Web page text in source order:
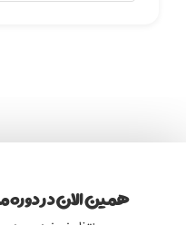
همین الان در